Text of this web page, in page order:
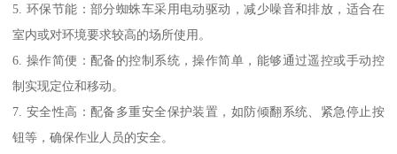
5. 环保节能：部分蜘蛛车采用电动驱动，减少噪音和排放，适合在
室内或对环境要求较高的场所使用。
6. 操作简便：配备的控制系统，操作简单，能够通过遥控或手动控
制实现定位和移动。
7. 安全性高：配备多重安全保护装置，如防倾翻系统、紧急停止按
钮等，确保作业人员的安全。